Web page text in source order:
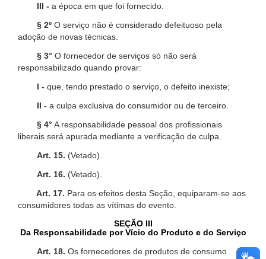
III - a época em que foi fornecido.
§ 2º O serviço não é considerado defeituoso pela
adoção de novas técnicas.
§ 3° O fornecedor de serviços só não será
responsabilizado quando provar:
I - que, tendo prestado o serviço, o defeito inexiste;
II - a culpa exclusiva do consumidor ou de terceiro.
§ 4° A responsabilidade pessoal dos profissionais
liberais será apurada mediante a verificação de culpa.
Art. 15. (Vetado).
Art. 16. (Vetado).
Art. 17. Para os efeitos desta Seção, equiparam-se aos
consumidores todas as vítimas do evento.
SEÇÃO III
Da Responsabilidade por Vício do Produto e do Serviço
Art. 18. Os fornecedores de produtos de consumo